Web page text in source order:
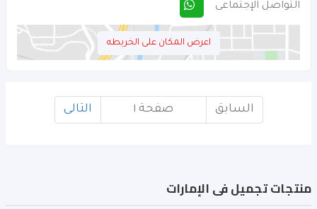
التواصل الإجتماعى
اعرض المكان على الخريطه
السابق صفحة ١ التالى
منتجات تجميل فى الإمارات